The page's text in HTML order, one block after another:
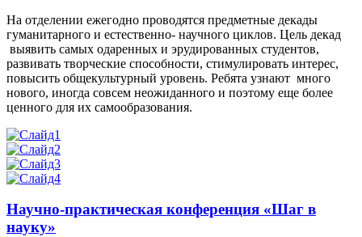
На отделении ежегодно проводятся предметные декады
гуманитарного и естественно- научного циклов. Цель декад
выявить самых одаренных и эрудированных студентов,
развивать творческие способности, стимулировать интерес,
повысить общекультурный уровень. Ребята узнают много
нового, иногда совсем неожиданного и поэтому еще более
ценного для их самообразования.
Научно-практическая конференция «Шаг в
науку»